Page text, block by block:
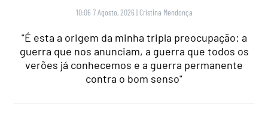
10:06 7 Agosto, 2026 | Cristina Mendonça
"É esta a origem da minha tripla preocupação: a
guerra que nos anunciam, a guerra que todos os
verões já conhecemos e a guerra permanente
contra o bom senso"